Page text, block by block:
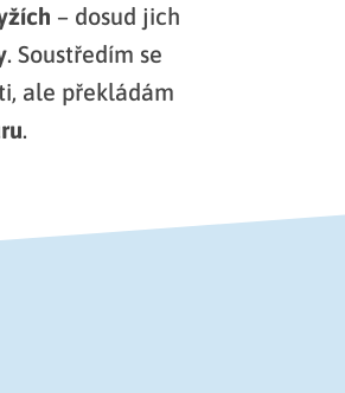
– dosud jich
. Soustředím se
ale překládám
.